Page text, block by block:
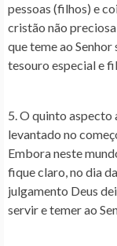
pessoas (filhos) e
cristão não
que teme ao
tesouro especial e
5. O quinto aspecto
levantado no
Embora neste
fique claro, no dia
julgamento Deus
servir e temer ao